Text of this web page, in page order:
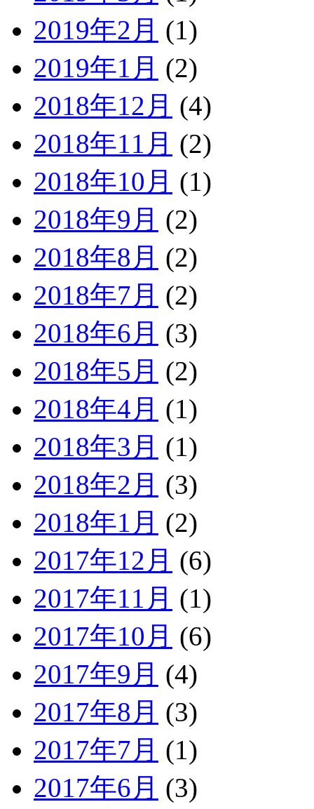
2019年2月 (1)
2019年1月 (2)
2018年12月 (4)
2018年11月 (2)
2018年10月 (1)
2018年9月 (2)
2018年8月 (2)
2018年7月 (2)
2018年6月 (3)
2018年5月 (2)
2018年4月 (1)
2018年3月 (1)
2018年2月 (3)
2018年1月 (2)
2017年12月 (6)
2017年11月 (1)
2017年10月 (6)
2017年9月 (4)
2017年8月 (3)
2017年7月 (1)
2017年6月 (3)